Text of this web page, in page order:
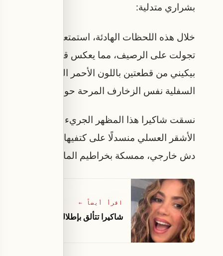
بشراري متدلية:
خلال هذه اللحظات الهادئة، استمتعت الفائزة
تجولت على الرصيف، مما يعكس قدرتها على استعادة
بيكيني من قطعتين باللون الأحمر القوي، مزين
السفلية نفس الزخارف المرحة حول الوركين.
نسقت شاكيرا هذا المظهر الجريء مع نظارات
الأشقر العسلي منسدلًا على كتفيها، ثم تركته
دش خارجي، ممسكة بخراطيم الماء فوق رأسها
اقرأ أيضاً ←
شاكيرا تتألق بإطلالة ضيقة من مارين